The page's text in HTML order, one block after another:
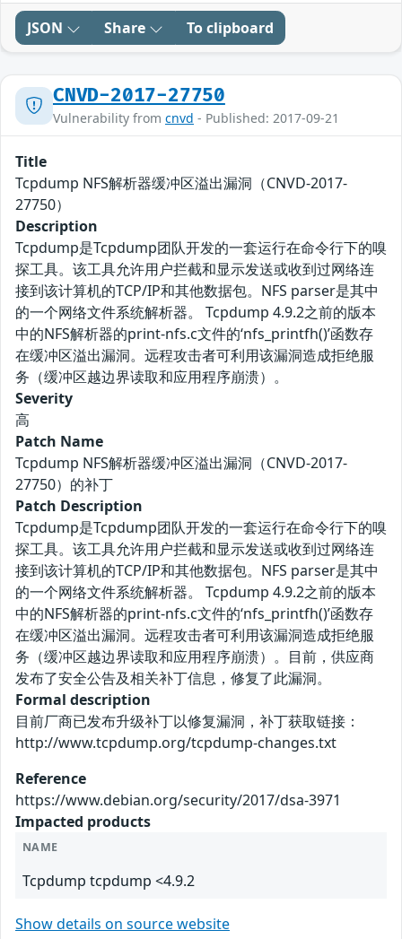
JSON Share To clipboard
CNVD-2017-27750
Vulnerability from cnvd - Published: 2017-09-21
Title
Tcpdump NFS解析器缓冲区溢出漏洞（CNVD-2017-
27750）
Description
Tcpdump是Tcpdump团队开发的一套运行在命令行下的嗅
探工具。该工具允许用户拦截和显示发送或收到过网络连
接到该计算机的TCP/IP和其他数据包。NFS parser是其中
的一个网络文件系统解析器。 Tcpdump 4.9.2之前的版本
中的NFS解析器的print-nfs.c文件的‘nfs_printfh()’函数存
在缓冲区溢出漏洞。远程攻击者可利用该漏洞造成拒绝服
务（缓冲区越边界读取和应用程序崩溃）。
Severity
高
Patch Name
Tcpdump NFS解析器缓冲区溢出漏洞（CNVD-2017-
27750）的补丁
Patch Description
Tcpdump是Tcpdump团队开发的一套运行在命令行下的嗅
探工具。该工具允许用户拦截和显示发送或收到过网络连
接到该计算机的TCP/IP和其他数据包。NFS parser是其中
的一个网络文件系统解析器。 Tcpdump 4.9.2之前的版本
中的NFS解析器的print-nfs.c文件的‘nfs_printfh()’函数存
在缓冲区溢出漏洞。远程攻击者可利用该漏洞造成拒绝服
务（缓冲区越边界读取和应用程序崩溃）。目前，供应商
发布了安全公告及相关补丁信息，修复了此漏洞。
Formal description
目前厂商已发布升级补丁以修复漏洞，补丁获取链接：
http://www.tcpdump.org/tcpdump-changes.txt
Reference
https://www.debian.org/security/2017/dsa-3971
Impacted products
NAME
Tcpdump tcpdump <4.9.2
Show details on source website